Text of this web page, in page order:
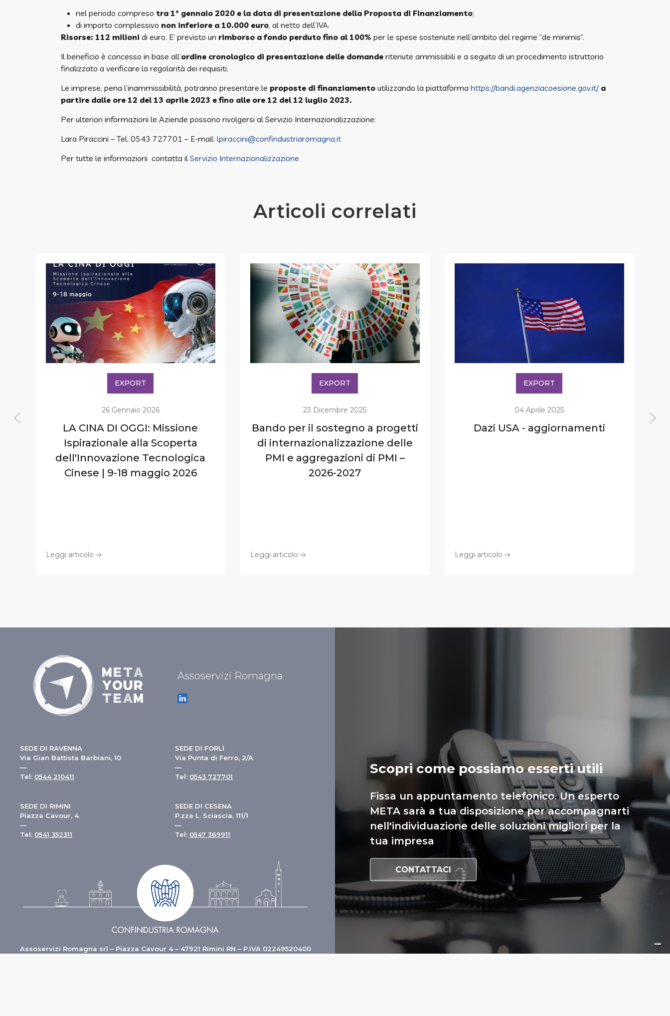
nel periodo compreso tra 1° gennaio 2020 e la data di presentazione della Proposta di Finanziamento;
di importo complessivo non inferiore a 10.000 euro, al netto dell’IVA.
Risorse: 112 milioni di euro. E’ previsto un rimborso a fondo perduto fino al 100% per le spese sostenute nell’ambito del regime “de minimis”.
Il beneficio è concesso in base all’ordine cronologico di presentazione delle domande ritenute ammissibili e a seguito di un procedimento istruttorio
finalizzato a verificare la regolarità dei requisiti.
Le imprese, pena l’inammissibilità, potranno presentare le proposte di finanziamento utilizzando la piattaforma https://bandi.agenziacoesione.gov.it/ a
partire dalle ore 12 del 13 aprile 2023 e fino alle ore 12 del 12 luglio 2023.
Per ulteriori informazioni le Aziende possono rivolgersi al Servizio Internazionalizzazione:
Lara Piraccini – Tel. 0543 727701 – E-mail: lpiraccini@confindustriaromagna.it
Per tutte le informazioni contatta il Servizio Internazionalizzazione
Articoli correlati
EXPORT
26 Gennaio 2026
LA CINA DI OGGI: Missione
Ispirazionale alla Scoperta
dell'Innovazione Tecnologica
Cinese | 9-18 maggio 2026
Leggi articolo
EXPORT
23 Dicembre 2025
Bando per il sostegno a progetti
di internazionalizzazione delle
PMI e aggregazioni di PMI –
2026-2027
Leggi articolo
EXPORT
04 Aprile 2025
Dazi USA - aggiornamenti
Leggi articolo
Assoservizi Romagna
SEDE DI RAVENNA
Via Gian Battista Barbiani, 10
—
Tel: 0544 210411
SEDE DI FORLÌ
Via Punta di Ferro, 2/A
—
Tel: 0543 727701
SEDE DI RIMINI
Piazza Cavour, 4
—
Tel: 0541 352311
SEDE DI CESENA
P.zza L. Sciascia, 111/1
—
Tel: 0547 369911
Assoservizi Romagna srl – Piazza Cavour 4 – 47921 Rimini RN – P.IVA 02249520400
Scopri come possiamo esserti utili
Fissa un appuntamento telefonico. Un esperto
META sarà a tua disposizione per accompagnarti
nell'individuazione delle soluzioni migliori per la
tua impresa
CONTATTACI